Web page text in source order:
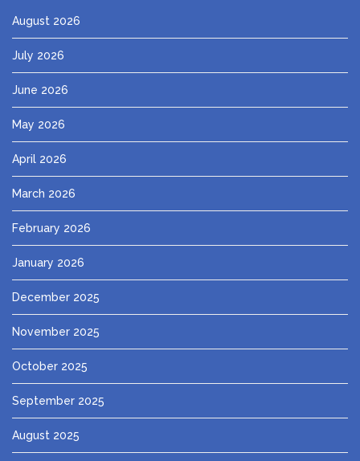
August 2026
July 2026
June 2026
May 2026
April 2026
March 2026
February 2026
January 2026
December 2025
November 2025
October 2025
September 2025
August 2025